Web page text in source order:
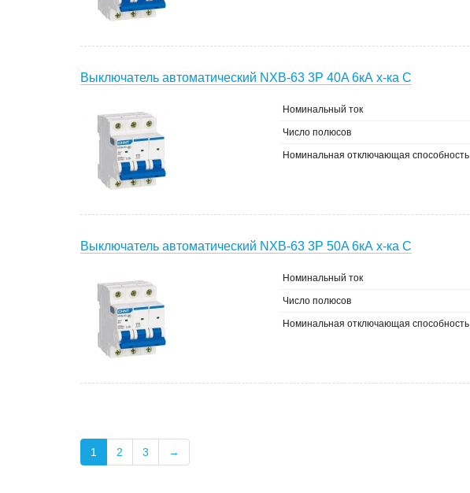
Выключатель автоматический NXB-63 3P 40A 6кА х-ка C
Номинальный ток
Число полюсов
Номинальная отключающая способность
Выключатель автоматический NXB-63 3P 50A 6кА х-ка C
Номинальный ток
Число полюсов
Номинальная отключающая способность
1 2 3 →